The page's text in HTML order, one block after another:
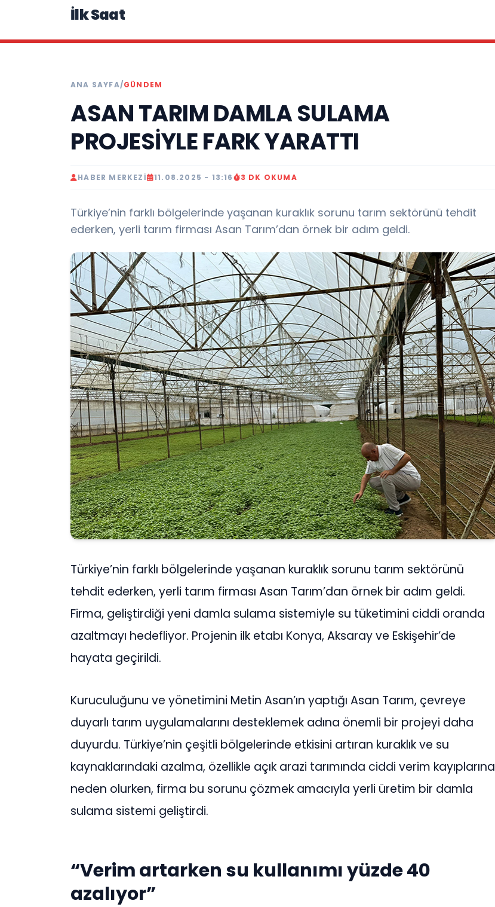
İlk Saat
ANA SAYFA/GÜNDEM
ASAN TARIM DAMLA SULAMA
PROJESİYLE FARK YARATTI
HABER MERKEZI 11.08.2025 - 13:16 3 DK OKUMA
Türkiye’nin farklı bölgelerinde yaşanan kuraklık sorunu tarım sektörünü tehdit
ederken, yerli tarım firması Asan Tarım’dan örnek bir adım geldi.
Türkiye’nin farklı bölgelerinde yaşanan kuraklık sorunu tarım sektörünü
tehdit ederken, yerli tarım firması Asan Tarım’dan örnek bir adım geldi.
Firma, geliştirdiği yeni damla sulama sistemiyle su tüketimini ciddi oranda
azaltmayı hedefliyor. Projenin ilk etabı Konya, Aksaray ve Eskişehir’de
hayata geçirildi.
Kuruculuğunu ve yönetimini Metin Asan’ın yaptığı Asan Tarım, çevreye
duyarlı tarım uygulamalarını desteklemek adına önemli bir projeyi daha
duyurdu. Türkiye’nin çeşitli bölgelerinde etkisini artıran kuraklık ve su
kaynaklarındaki azalma, özellikle açık arazi tarımında ciddi verim kayıplarına
neden olurken, firma bu sorunu çözmek amacıyla yerli üretim bir damla
sulama sistemi geliştirdi.
“Verim artarken su kullanımı yüzde 40
azalıyor”